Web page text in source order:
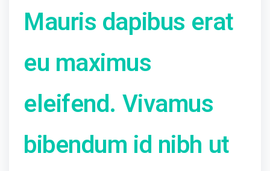
Mauris dapibus erat
eu maximus
eleifend. Vivamus
bibendum id nibh ut